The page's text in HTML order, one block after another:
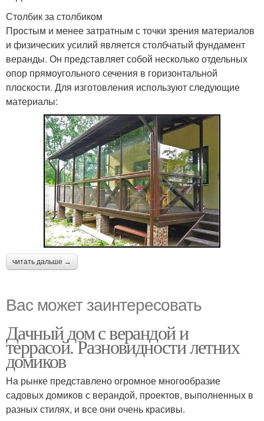
Столбик за столбиком
Простым и менее затратным с точки зрения материалов
и физических усилий является столбчатый фундамент
веранды. Он представляет собой несколько отдельных
опор прямоугольного сечения в горизонтальной
плоскости. Для изготовления используют следующие
материалы:
читать дальше →
Вас может заинтересовать
Дачный дом с верандой и
террасой. Разновидности летних
домиков
На рынке представлено огромное многообразие
садовых домиков с верандой, проектов, выполненных в
разных стилях, и все они очень красивы.